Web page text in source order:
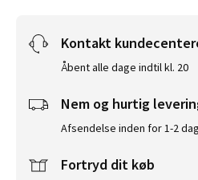
Kontakt
Åbent alle dage indtil kl. 20
Nem og hurtig
Afsendelse inden for 1-2
Fortryd dit køb